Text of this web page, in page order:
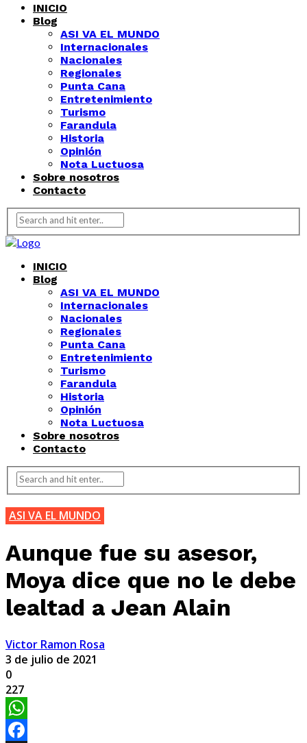
INICIO
Blog
ASI VA EL MUNDO
Internacionales
Nacionales
Regionales
Punta Cana
Entretenimiento
Turismo
Farandula
Historia
Opinión
Nota Luctuosa
Sobre nosotros
Contacto
INICIO
Blog
ASI VA EL MUNDO
Internacionales
Nacionales
Regionales
Punta Cana
Entretenimiento
Turismo
Farandula
Historia
Opinión
Nota Luctuosa
Sobre nosotros
Contacto
ASI VA EL MUNDO
Aunque fue su asesor,
Moya dice que no le debe
lealtad a Jean Alain
Victor Ramon Rosa
3 de julio de 2021
0
227
WhatsApp